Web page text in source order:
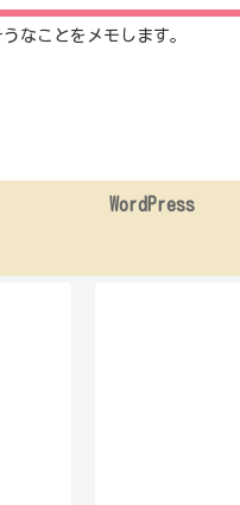
なことをメモします。
WordPress